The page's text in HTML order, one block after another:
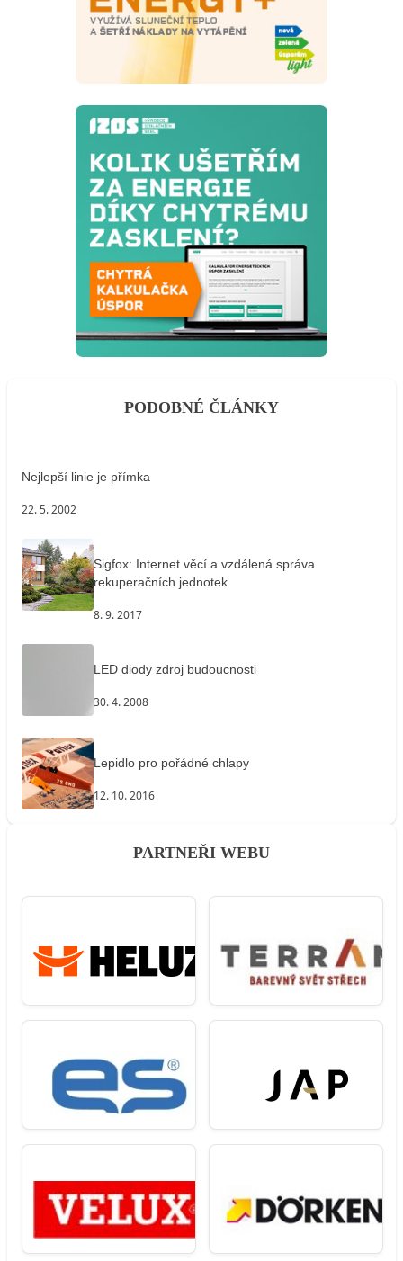
PODOBNÉ ČLÁNKY
Nejlepší linie je přímka
22. 5. 2002
Sigfox: Internet věcí a vzdálená správa
rekuperačních jednotek
8. 9. 2017
LED diody zdroj budoucnosti
30. 4. 2008
Lepidlo pro pořádné chlapy
12. 10. 2016
PARTNEŘI WEBU